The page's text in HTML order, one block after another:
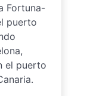
Fortuna-
puerto
el puerto